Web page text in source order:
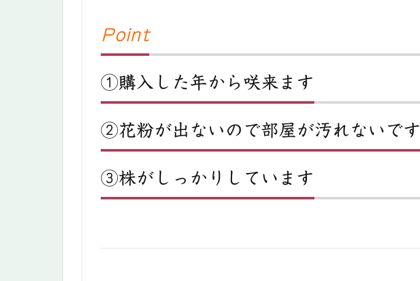
Point
①購入した年から咲来ます
②花粉が出ないので部屋が汚れないです
③株がしっかりしています